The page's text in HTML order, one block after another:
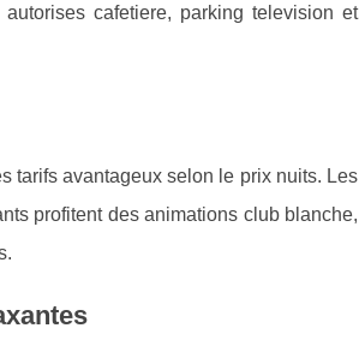
cafetiere, parking television et
tarifs avantageux selon le prix nuits. Les
profitent des animations club blanche,